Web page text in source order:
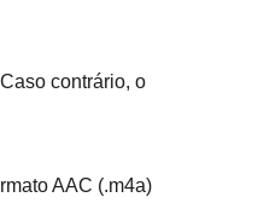
contrário, o
AAC (.m4a)